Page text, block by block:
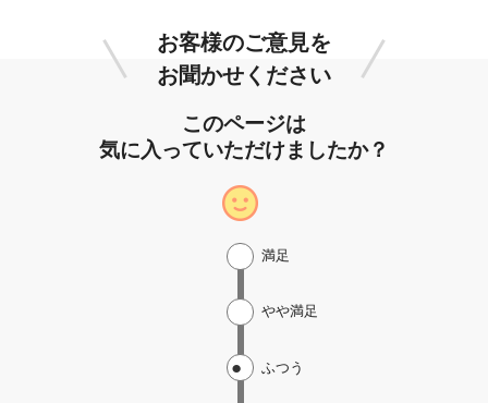
お客様のご意見を
お聞かせください
このページは
気に入っていただけましたか？
ふつう
やや満足
満足